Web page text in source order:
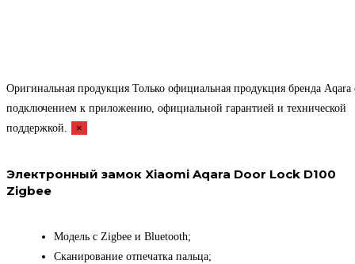
Оригинальная продукция Только официальная продукция бренда Aqara
подключением к приложению, официальной гарантией и технической
поддержкой.
×
Электронный замок Xiaomi Aqara Door Lock D100
Zigbee
Модель с Zigbee и Bluetooth;
Сканирование отпечатка пальца;